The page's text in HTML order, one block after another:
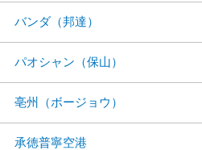
バンダ（邦達）
パオシャン（保山）
亳州（ボージョウ）
承徳普寧空港